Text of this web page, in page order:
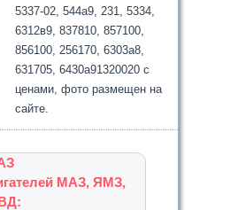
5337-02, 544а9, 231, 5334,
6312в9, 837810, 857100,
856100, 256170, 6303а8,
631705, 6430а91320020 с
ценами, фото размещен на
сайте.
МАЗ, ЯМЗ,